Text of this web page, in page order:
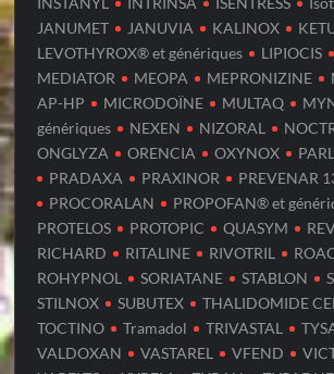
JANUMET
JANUVIA KALINOX
LEVOTHYROX® et génériques
LIPIOCIS
MEDIATOR
MEOPA MEPRONIZINE
AP-HP
MICRODOÏNE MULTAQ
génériques
NEXEN NIZORAL
ONGLYZA
ORENCIA OXYNOX
PRADAXA
PRAXINOR PREVENAR
PROCORALAN
PROPOFAN® et
PROTELOS
PROTOPIC QUASYM
RICHARD
RITALINE RIVOTRIL
ROHYPNOL
SORIATANE STABLON
STILNOX
SUBUTEX
THALIDOMIDE
TOCTINO
Tramadol TRIVASTAL
VALDOXAN
VASTAREL VFEND